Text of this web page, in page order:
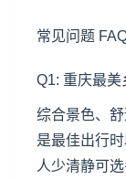
常见问题
Q1: 重庆最美
综合景色、
是最佳出行
人少清静可